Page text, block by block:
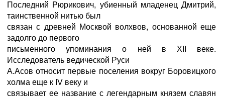
Последний Рюрикович, убиенный младенец Дмитрий,
таинственной нитью был
связан с древней Москвой волхвов, основанной еще
задолго до первого
письменного упоминания о ней в XII веке.
Исследователь ведической Руси
А.Асов относит первые поселения вокруг Боровицкого
холма еще к IV веку и
связывает ее название с легендарным князем славян